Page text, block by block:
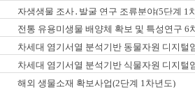
자생생물 조사․발굴 연구 조류분야(5단계 1
전통 유용미생물 배양체 확보 및 특성연구 6
차세대 염기서열 분석기반 동물자원 디지털
차세대 염기서열 분석기반 식물자원 디지털
해외 생물소재 확보사업(2단계 1차년도)